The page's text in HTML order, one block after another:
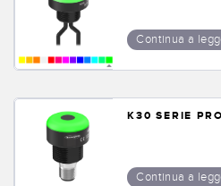
ACCESSORI
ACCESSORI
Convertitori
Set cavo
Continua a
K30 SERIE
Continua a